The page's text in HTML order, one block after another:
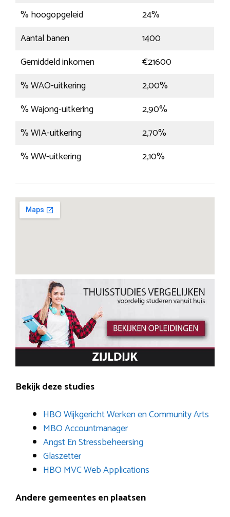
% hoogopgeleid
24%
Aantal banen
1400
Gemiddeld inkomen
€21600
% WAO-uitkering
2,00%
% Wajong-uitkering
2,90%
% WIA-uitkering
2,70%
% WW-uitkering
2,10%
Bekijk deze studies
HBO Wijkgericht Werken en Community Arts
MBO Accountmanager
Angst En Stressbeheersing
Glaszetter
HBO MVC Web Applications
Andere gemeentes en plaatsen